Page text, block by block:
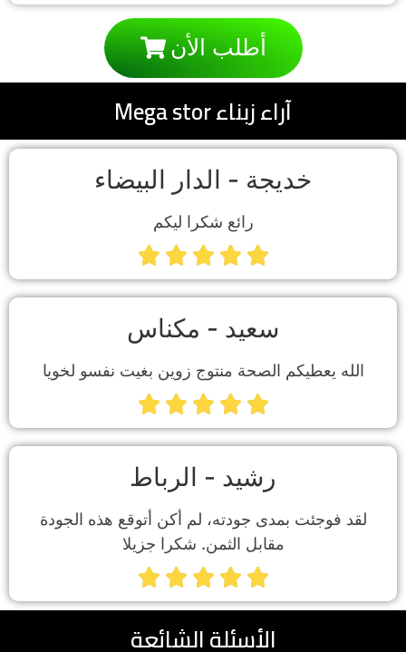
أطلب الأن
آراء زبناء Mega stor
خديجة - الدار البيضاء​
رائع شكرا ليكم





سعيد - مكناس
الله يعطيكم الصحة منتوج زوين بغيت نفسو لخويا





رشيد - الرباط
لقد فوجئت بمدى جودته، لم أكن أتوقع هذه الجودة
مقابل الثمن. شكرا جزيلا





الأسئلة الشائعة